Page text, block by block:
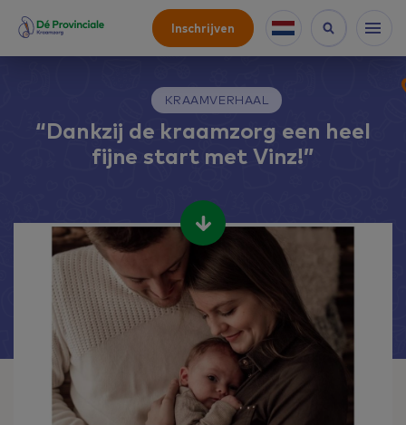
Inschrijven
KRAAMVERHAAL
“Dankzij de kraamzorg een heel
fijne start met Vinz!”